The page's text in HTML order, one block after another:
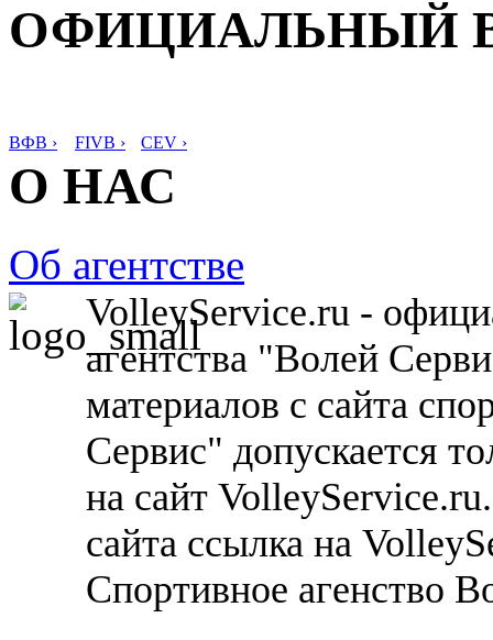
ОФИЦИАЛЬНЫЙ
ВФВ › FIVB › CEV ›
О НАС
Об агентстве
VolleyService.ru -
агентства "Волей
материалов с сайта
Сервис" допускается
на сайт
сайта ссылка на
Спортивное агенство